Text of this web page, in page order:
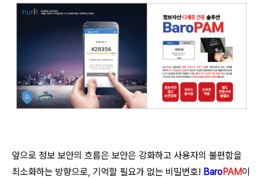
앞으로 정보 보안의 흐름은 보안은 강화하고 사용자의 불편함을
최소화하는 방향으로, 기억할 필요가 없는 비밀번호! BaroPAM이